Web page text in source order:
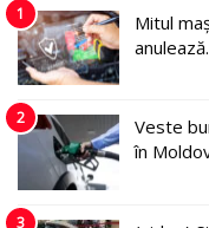
1
Mitul
2
Veste
în
3